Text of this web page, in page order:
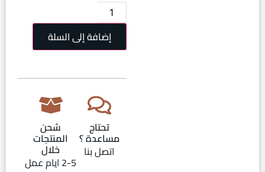
إضافة إلى السلة
تحتاج
مساعدة ؟
اتصل بنا
شحن
المنتجات
خلال
2-5 ايام عمل